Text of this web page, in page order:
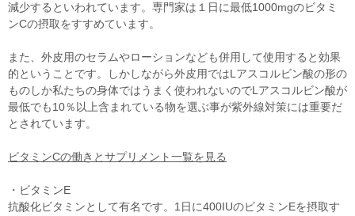
減少するといわれています。専門家は１日に最低1000mgのビタミ
ンCの摂取をすすめています。
また、外皮用のセラムやローションなども併用して使用すると効果
的ということです。しかしながら外皮用ではLアスコルビン酸の形の
ものしか私たちの身体ではうまく使われないのでLアスコルビン酸が
最低でも10％以上含まれている物を選ぶ事が紫外線対策には重要だ
とされています。
ビタミンCの働きとサプリメント一覧を見る
・ビタミンE
抗酸化ビタミンとして有名です。1日に400IUのビタミンEを摂取す